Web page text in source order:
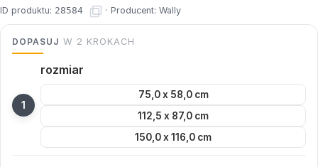
ID produktu: 28584 · Producent: Wally
DOPASUJ W 2 KROKACH
rozmiar
75,0 x 58,0 cm
112,5 x 87,0 cm
150,0 x 116,0 cm